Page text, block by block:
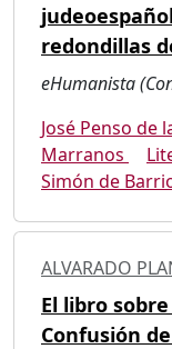
redondillas
eHumanista
José Penso de
Marranos
Simón de
ALVARADO
El libro
Confusión